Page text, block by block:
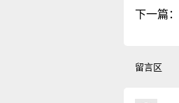
下一篇：
留言区